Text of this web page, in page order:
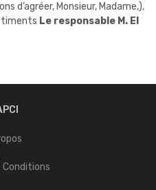
d’agréer, Monsieur, Madame,),
Le responsable M. El